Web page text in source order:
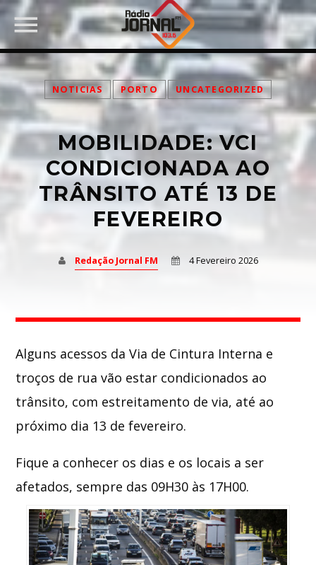
PARTILHAR:
Twitter
Facebook
Whatsapp
NOTICIAS PORTO UNCATEGORIZED
MOBILIDADE: VCI
CONDICIONADA AO
TRÂNSITO ATÉ 13 DE
FEVEREIRO
Redação Jornal FM 4 Fevereiro 2026
Alguns acessos da Via de Cintura Interna e
troços de rua vão estar condicionados ao
trânsito, com estreitamento de via, até ao
próximo dia 13 de fevereiro.
Fique a conhecer os dias e os locais a ser
afetados, sempre das 09H30 às 17H00.